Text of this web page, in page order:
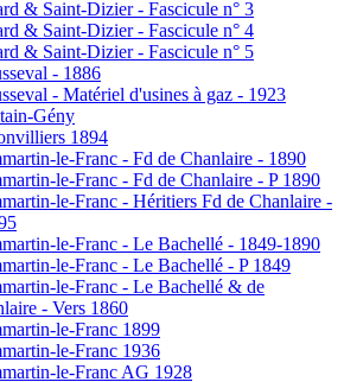
& Saint-Dizier - Fascicule n° 3
& Saint-Dizier - Fascicule n° 4
& Saint-Dizier - Fascicule n° 5
- 1886
- Matériel d'usines à gaz - 1923
Gény
1894
le-Franc - Fd de Chanlaire - 1890
le-Franc - Fd de Chanlaire - P 1890
le-Franc - Héritiers Fd de Chanlaire -
le-Franc - Le Bachellé - 1849-1890
le-Franc - Le Bachellé - P 1849
le-Franc - Le Bachellé & de
- Vers 1860
le-Franc 1899
le-Franc 1936
le-Franc AG 1928